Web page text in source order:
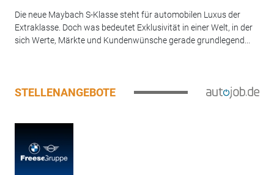
Die neue Maybach S-Klasse steht für automobilen Luxus der
Extraklasse. Doch was bedeutet Exklusivität in einer Welt, in der
sich Werte, Märkte und Kundenwünsche gerade grundlegend...
STELLENANGEBOTE